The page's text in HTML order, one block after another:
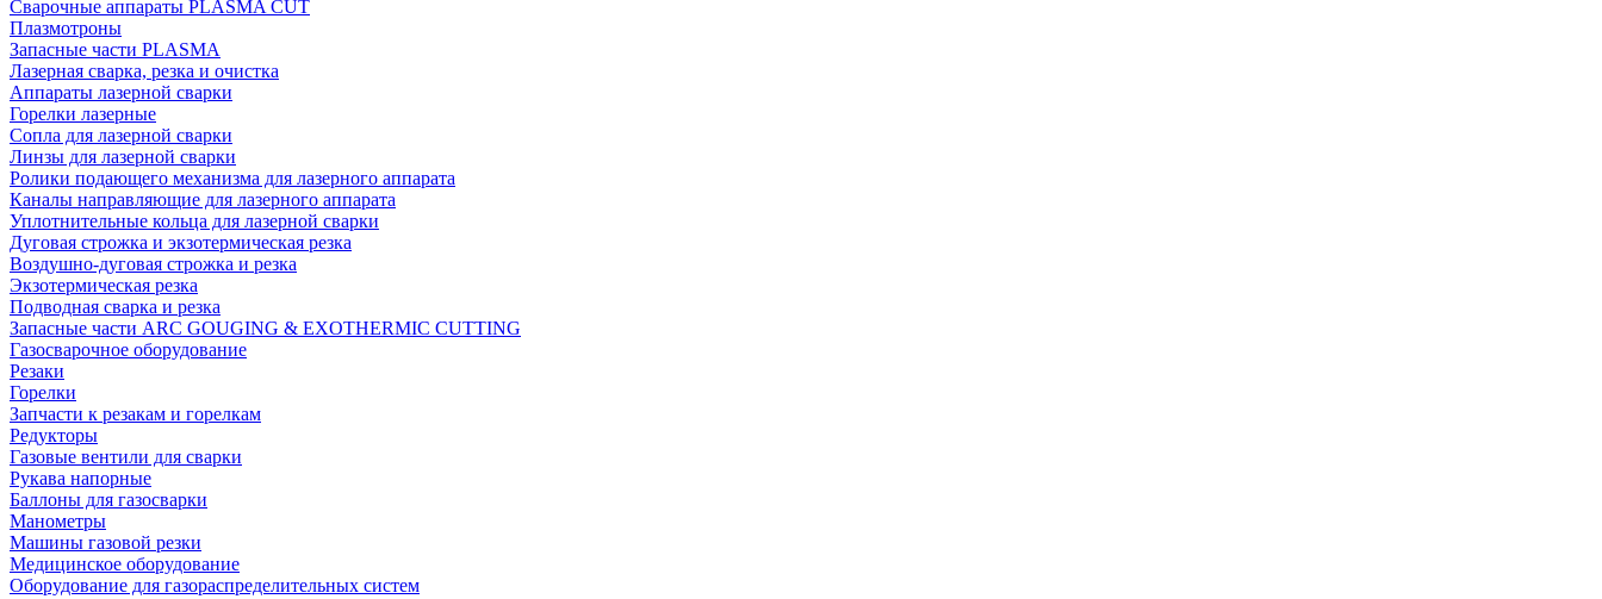
Сварочные аппараты PLASMA CUT
Плазмотроны
Запасные части PLASMA
Лазерная сварка, резка и очистка
Аппараты лазерной сварки
Горелки лазерные
Сопла для лазерной сварки
Линзы для лазерной сварки
Ролики подающего механизма для лазерного аппарата
Каналы направляющие для лазерного аппарата
Уплотнительные кольца для лазерной сварки
Дуговая строжка и экзотермическая резка
Воздушно-дуговая строжка и резка
Экзотермическая резка
Подводная сварка и резка
Запасные части ARC GOUGING & EXOTHERMIC CUTTING
Газосварочное оборудование
Резаки
Горелки
Запчасти к резакам и горелкам
Редукторы
Газовые вентили для сварки
Рукава напорные
Баллоны для газосварки
Манометры
Машины газовой резки
Медицинское оборудование
Оборудование для газораспределительных систем